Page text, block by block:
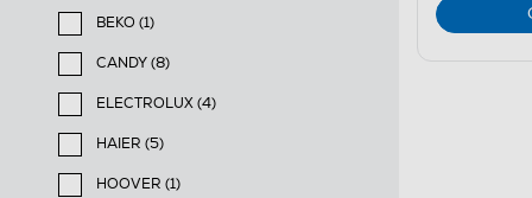
Filtra per Marca: AEG
BEKO (1)
Filtra per Marca: BEKO
CANDY (8)
Filtra per Marca: CANDY
ELECTROLUX (4)
Filtra per Marca: ELECTROLUX
HAIER (5)
Filtra per Marca: HAIER
HOOVER (1)